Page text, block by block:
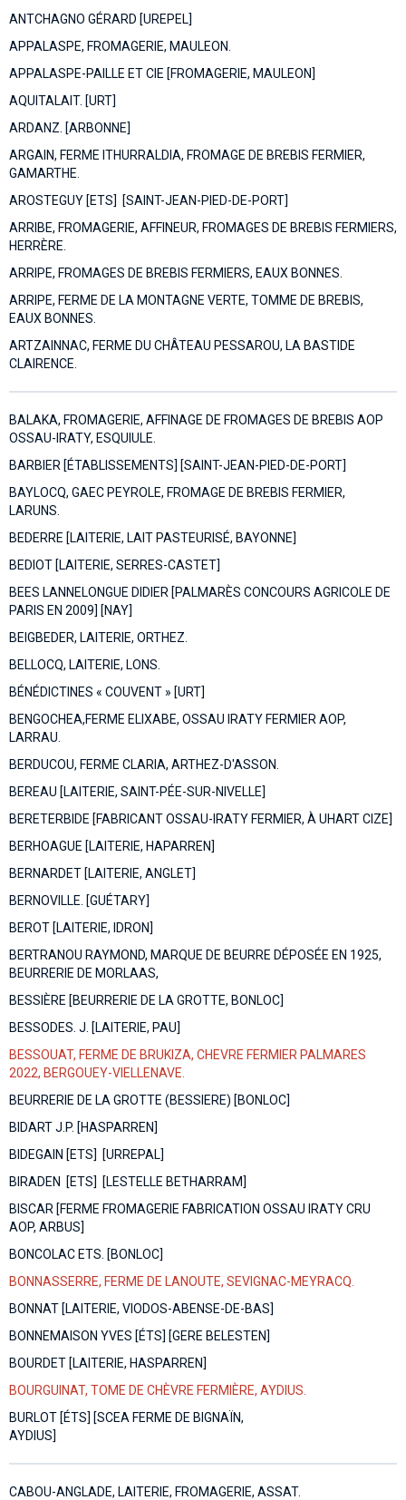
ANTCHAGNO GÉRARD [UREPEL]
APPALASPE, FROMAGERIE, MAULEON.
APPALASPE-PAILLE ET CIE [FROMAGERIE, MAULEON]
AQUITALAIT. [URT]
ARDANZ. [ARBONNE]
ARGAIN, FERME ITHURRALDIA, FROMAGE DE BREBIS FERMIER,
GAMARTHE.
AROSTEGUY [ETS] [SAINT-JEAN-PIED-DE-PORT]
ARRIBE, FROMAGERIE, AFFINEUR, FROMAGES DE BREBIS FERMIERS,
HERRÈRE.
ARRIPE, FROMAGES DE BREBIS FERMIERS, EAUX BONNES.
ARRIPE, FERME DE LA MONTAGNE VERTE, TOMME DE BREBIS,
EAUX BONNES.
ARTZAINNAC, FERME DU CHÂTEAU PESSAROU, LA BASTIDE
CLAIRENCE.
BALAKA, FROMAGERIE, AFFINAGE DE FROMAGES DE BREBIS AOP
OSSAU-IRATY, ESQUIULE.
BARBIER [ÉTABLISSEMENTS] [SAINT-JEAN-PIED-DE-PORT]
BAYLOCQ, GAEC PEYROLE, FROMAGE DE BREBIS FERMIER,
LARUNS.
BEDERRE [LAITERIE, LAIT PASTEURISÉ, BAYONNE]
BEDIOT [LAITERIE, SERRES-CASTET]
BEES LANNELONGUE DIDIER [PALMARÈS CONCOURS AGRICOLE DE
PARIS EN 2009] [NAY]
BEIGBEDER, LAITERIE, ORTHEZ.
BELLOCQ, LAITERIE, LONS.
BÉNÉDICTINES « COUVENT » [URT]
BENGOCHEA,FERME ELIXABE, OSSAU IRATY FERMIER AOP,
LARRAU.
BERDUCOU, FERME CLARIA, ARTHEZ-D'ASSON.
BEREAU [LAITERIE, SAINT-PÉE-SUR-NIVELLE]
BERETERBIDE [FABRICANT OSSAU-IRATY FERMIER, À UHART CIZE]
BERHOAGUE [LAITERIE, HAPARREN]
BERNARDET [LAITERIE, ANGLET]
BERNOVILLE. [GUÉTARY]
BEROT [LAITERIE, IDRON]
BERTRANOU RAYMOND, MARQUE DE BEURRE DÉPOSÉE EN 1925,
BEURRERIE DE MORLAAS,
BESSIÈRE [BEURRERIE DE LA GROTTE, BONLOC]
BESSODES. J. [LAITERIE, PAU]
BESSOUAT, FERME DE BRUKIZA, CHEVRE FERMIER PALMARES
2022, BERGOUEY-VIELLENAVE.
BEURRERIE DE LA GROTTE (BESSIERE) [BONLOC]
BIDART J.P. [HASPARREN]
BIDEGAIN [ETS] [URREPAL]
BIRADEN [ETS] [LESTELLE BETHARRAM]
BISCAR [FERME FROMAGERIE FABRICATION OSSAU IRATY CRU
AOP, ARBUS]
BONCOLAC ETS. [BONLOC]
BONNASSERRE, FERME DE LANOUTE, SEVIGNAC-MEYRACQ.
BONNAT [LAITERIE, VIODOS-ABENSE-DE-BAS]
BONNEMAISON YVES [ÉTS] [GERE BELESTEN]
BOURDET [LAITERIE, HASPARREN]
BOURGUINAT, TOME DE CHÈVRE FERMIÈRE, AYDIUS.
BURLOT [ÉTS] [SCEA FERME DE BIGNAÏN,
AYDIUS]
CABOU-ANGLADE, LAITERIE, FROMAGERIE, ASSAT.